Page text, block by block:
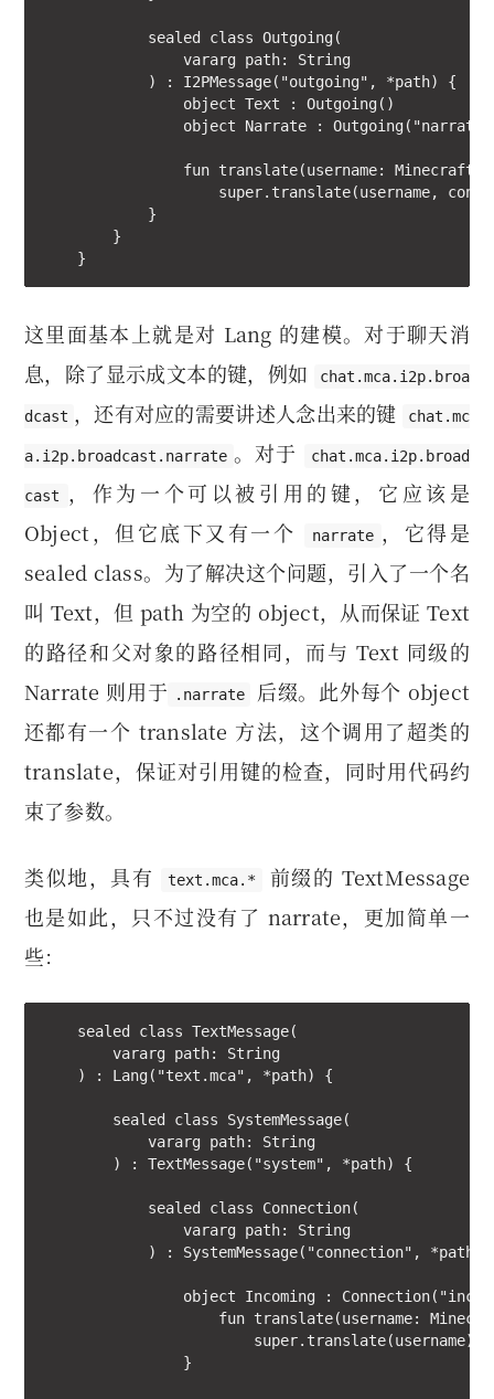
            sealed class Outgoing(
                vararg path: String
            ) : I2PMessage("outgoing", *path) {
                object Text : Outgoing()
object Narrate :
fun translate(username:
super.translate(username,
            }
        }
    }
这里面基本上就是对 Lang 的建模。对于聊天消
息，除了显示成文本的键，例如
chat.mca.i2p.broa
dcast ，还有对应的需要讲述人念出来的键 chat.mc
a.i2p.broadcast.narrate 。对于 chat.mca.i2p.broad
cast
，作为一个可以被引用的键，它应该是
Object，但它底下又有一个
narrate ，它得是
sealed class。为了解决这个问题，引入了一个名
叫 Text，但 path 为空的 object，从而保证 Text
的路径和父对象的路径相同，而与 Text 同级的
Narrate 则用于
.narrate
后缀。此外每个 object
还都有一个 translate 方法，这个调用了超类的
translate，保证对引用键的检查，同时用代码约
束了参数。
类似地，具有 text.mca.*
前缀的 TextMessage
也是如此，只不过没有了 narrate，更加简单一
些：
    sealed class TextMessage(
        vararg path: String
    ) : Lang("text.mca", *path) {
        sealed class SystemMessage(
            vararg path: String
        ) : TextMessage("system", *path) {
            sealed class Connection(
                vararg path: String
) : SystemMessage("connection", *path)
object Incoming :
fun translate(username:
                        super.translate(username)
                }